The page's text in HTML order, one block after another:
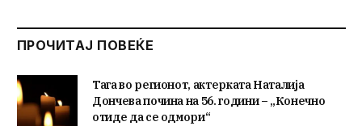
ПРОЧИТАЈ ПОВЕЌЕ
Тага во регионот, актерката Наталија
Дончева почина на 56. години – „Конечно
отиде да се одмори“